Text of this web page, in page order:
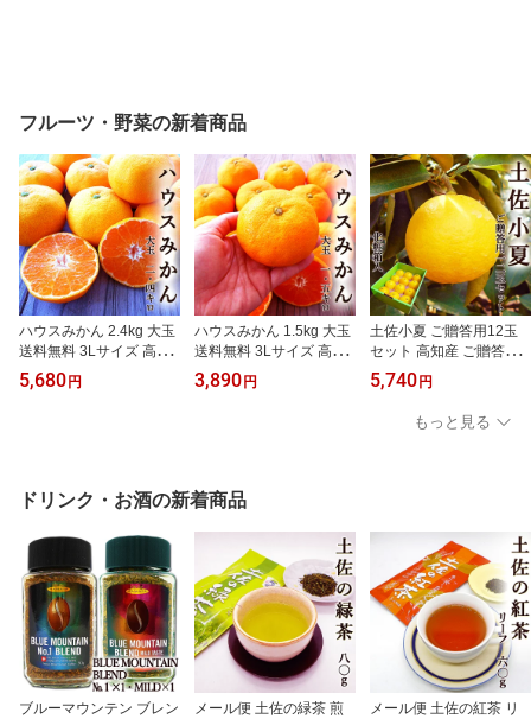
フルーツ・野菜の新着商品
ハウスみかん 2.4kg 大玉
送料無料 3Lサイズ 高知
県山北産 光センサー選果
温室栽培 温州みかん ミ
5,680 円
ハウスみかん 1.5kg 大玉
送料無料 3Lサイズ 高知
県山北産 光センサー選果
温室栽培 温州みかん ミ
3,890 円
土佐小夏 ご贈答用12玉
セット 高知産 ご贈答用 L
サイズ 光センサー選果
化粧箱入 送料無料 小夏
こなつ ニューサマーオレ
ンジ 日向夏 糖度 酸度 ギ
5,740 円
もっと見る
ドリンク・お酒の新着商品
ブルーマウンテン ブレン
メール便 土佐の緑茶 煎
メール便 土佐の紅茶 リ